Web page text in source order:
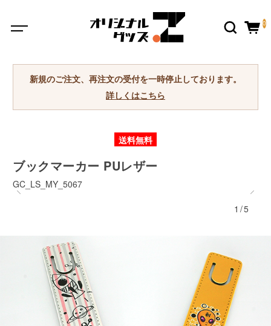
0
新規のご注文、再注文の受付を一時停止しております。
詳しくはこちら
送料無料
ブックマーカー PUレザー
GC_LS_MY_5067
1/5